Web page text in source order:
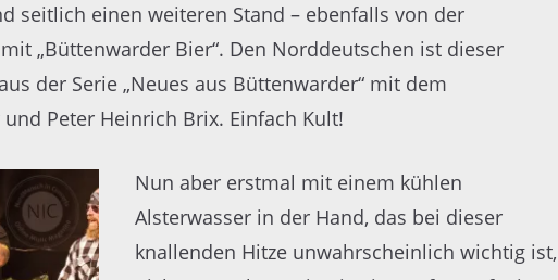
seitlich einen weiteren Stand – ebenfalls von der
„Büttenwarder Bier“. Den Norddeutschen ist dieser
der Serie „Neues aus Büttenwarder“ mit dem
Peter Heinrich Brix. Einfach Kult!
Nun aber erstmal mit einem kühlen
Alsterwasser in der Hand, das bei dieser
knallenden Hitze unwahrscheinlich wichtig ist,